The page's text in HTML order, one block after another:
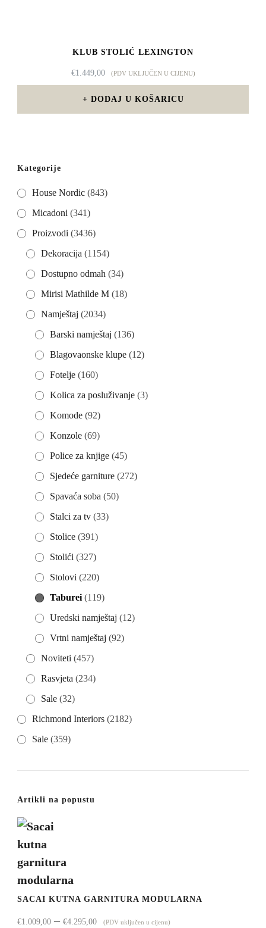
KLUB STOLIĆ LEXINGTON
€1.449,00 (PDV UKLJUČEN U CIJENU)
DODAJ U KOŠARICU
Kategorije
House Nordic (843)
Micadoni (341)
Proizvodi (3436)
Dekoracija (1154)
Dostupno odmah (34)
Mirisi Mathilde M (18)
Namještaj (2034)
Barski namještaj (136)
Blagovaonske klupe (12)
Fotelje (160)
Kolica za posluživanje (3)
Komode (92)
Konzole (69)
Police za knjige (45)
Sjedeće garniture (272)
Spavaća soba (50)
Stalci za tv (33)
Stolice (391)
Stolići (327)
Stolovi (220)
Taburei (119)
Uredski namještaj (12)
Vrtni namještaj (92)
Noviteti (457)
Rasvjeta (234)
Sale (32)
Richmond Interiors (2182)
Sale (359)
Artikli na popustu
SACAI KUTNA GARNITURA MODULARNA
€1.009,00 – €4.295,00Raspon
(PDV uključen u cijenu)